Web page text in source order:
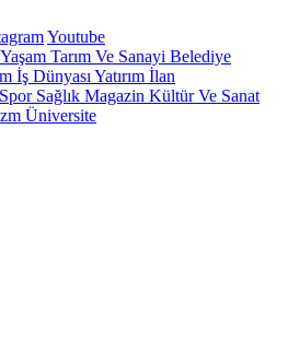
Youtube
Yaşam Tarım Ve Sanayi Belediye
İş Dünyası Yatırım İlan
SporSağlık Magazin Kültür Ve Sanat
Üniversite